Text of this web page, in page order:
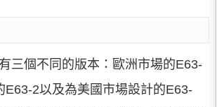
三個不同的版本：歐洲市場的E63-
E63-2以及為美國市場設計的E63-